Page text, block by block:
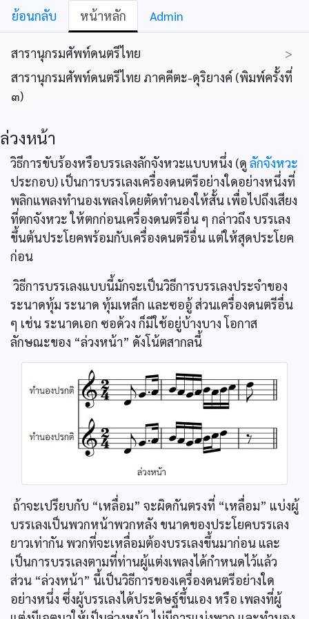
ย้อนกลับ หน้าหลัก Admin
สารานุกรมศัพท์ดนตรีไทย
>
สารานุกรมศัพท์ดนตรีไทย ภาคคีตะ-ดุริยางค์ (พิมพ์ครั้งที่
๓)
ล่วงหน้า
วิธีการขับร้องหรือบรรเลงลักจังหวะแบบหนึ่ง (ดู ลักจังหวะ
ประกอบ) เป็นการบรรเลงเครื่องดนตรีอย่างใดอย่างหนึ่งที่
พลิกแพลงทำนองเพลงโดยตัดทำนองให้สั้น เพื่อไปถึงเสียง
ที่ตกจังหวะ ให้ตกก่อนเครื่องดนตรีอื่น ๆ กล่าวถึง บรรเลง
ขึ้นต้นประโยคพร้อมกับเครื่องดนตรีอื่น แต่ให้สุดประโยค
ก่อน
วิธีการบรรเลงแบบนี้มักจะเป็นวิธีการบรรเลงประจำของ
ระนาดทุ้ม ระนาด ทุ้มเหล็ก และซออู้ ส่วนเครื่องดนตรีอื่น
ๆ เช่น ระนาดเอก ซอด้วง ก็มีใช้อยู่บ้างบาง โอกาส
ลักษณะของ “ล่วงหน้า” ดังโน้ตสากลนี้
ถ้าจะเปรียบกับ “เหลื่อม” จะผิดกันตรงที่ “เหลื่อม” แบ่งผู้
บรรเลงเป็นพวกหน้าพวกหลัง ขนาดของประโยคบรรเลง
ยาวเท่ากัน พวกที่จะเหลื่อมต้องบรรเลงขึ้นมาก่อน และ
เป็นการบรรเลงตามที่ท่านผู้แต่งเพลงได้กำหนดไว้แล้ว
ส่วน “ล่วงหน้า” นี้เป็นวิธีการของเครื่องดนตรีอย่างใด
อย่างหนึ่ง ซึ่งผู้บรรเลงได้ประดิษฐ์ขึ้นเอง หรือ เพลงที่ผู้